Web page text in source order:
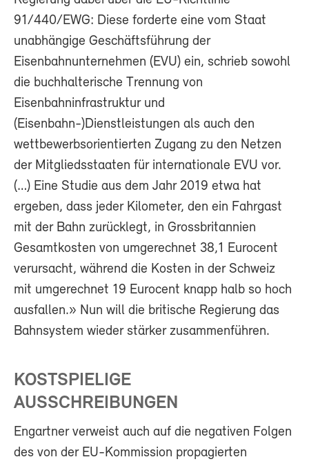
91/440/EWG: Diese forderte eine vom Staat
unabhängige Geschäftsführung der
Eisenbahnunternehmen (EVU) ein, schrieb sowohl
die buchhalterische Trennung von
Eisenbahninfrastruktur und
(Eisenbahn-)Dienstleistungen als auch den
wettbewerbsorientierten Zugang zu den Netzen
der Mitgliedsstaaten für internationale EVU vor.
(…) Eine Studie aus dem Jahr 2019 etwa hat
ergeben, dass jeder Kilometer, den ein Fahrgast
mit der Bahn zurücklegt, in Grossbritannien
Gesamtkosten von umgerechnet 38,1 Eurocent
verursacht, während die Kosten in der Schweiz
mit umgerechnet 19 Eurocent knapp halb so hoch
ausfallen.» Nun will die britische Regierung das
Bahnsystem wieder stärker zusammenführen.
KOSTSPIELIGE
AUSSCHREIBUNGEN
Engartner verweist auch auf die negativen Folgen
des von der EU-Kommission propagierten